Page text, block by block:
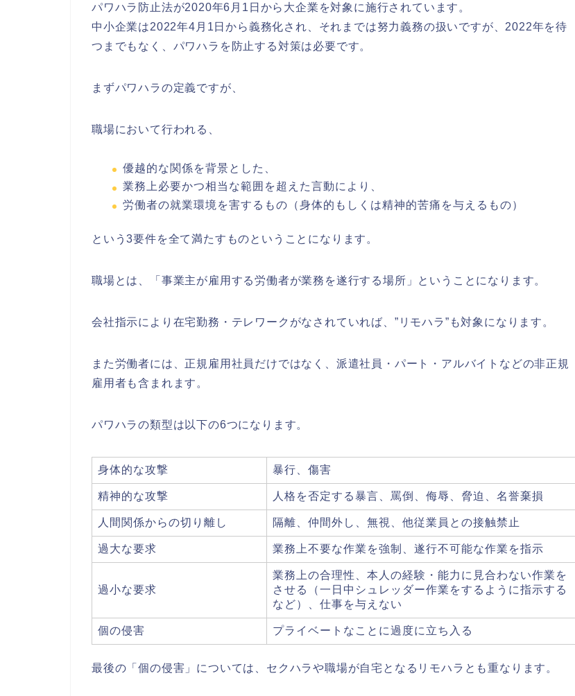
パワハラ防止法が2020年6月1日から大企業を対象に施行されています。
中小企業は2022年4月1日から義務化され、それまでは努力義務の扱いですが、2022年を待
つまでもなく、パワハラを防止する対策は必要です。
まずパワハラの定義ですが、
職場において行われる、
優越的な関係を背景とした、
業務上必要かつ相当な範囲を超えた言動により、
労働者の就業環境を害するもの（身体的もしくは精神的苦痛を与えるもの）
という3要件を全て満たすものということになります。
職場とは、「事業主が雇用する労働者が業務を遂行する場所」ということになります。
会社指示により在宅勤務・テレワークがなされていれば、”リモハラ”も対象になります。
また労働者には、正規雇用社員だけではなく、派遣社員・パート・アルバイトなどの非正規
雇用者も含まれます。
パワハラの類型は以下の6つになります。
身体的な攻撃 暴行、傷害
精神的な攻撃 人格を否定する暴言、罵倒、侮辱、脅迫、名誉棄損
人間関係からの切り離し 隔離、仲間外し、無視、他従業員との接触禁止
過大な要求 業務上不要な作業を強制、遂行不可能な作業を指示
過小な要求
業務上の合理性、本人の経験・能力に見合わない作業を
させる（一日中シュレッダー作業をするように指示する
など）、仕事を与えない
個の侵害 プライベートなことに過度に立ち入る
最後の「個の侵害」については、セクハラや職場が自宅となるリモハラとも重なります。